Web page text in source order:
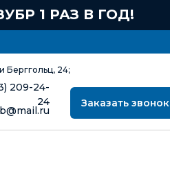
Заказать звонок
209-24-
24
Берггольц, 24;
1 РАЗ В ГОД!